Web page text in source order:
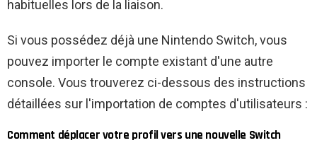
habituelles lors de la liaison.
Si vous possédez déjà une Nintendo Switch, vous
pouvez importer le compte existant d'une autre
console. Vous trouverez ci-dessous des instructions
détaillées sur l'importation de comptes d'utilisateurs :
Comment déplacer votre profil vers une nouvelle Switch